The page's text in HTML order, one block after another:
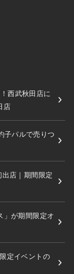
西武秋田店に
店
子パルで売りつ
店｜期間限定
」が期間限定オ
定イベントの